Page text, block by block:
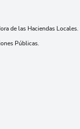
de las Haciendas Locales.
Públicas.